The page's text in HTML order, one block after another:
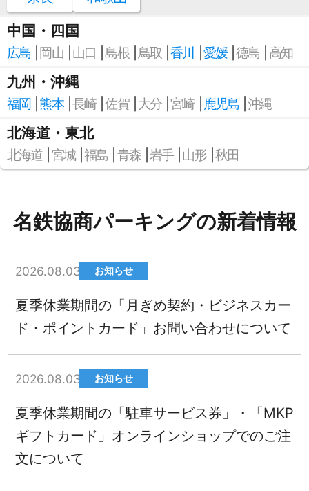
中国・四国
広島 岡山 山口 島根 鳥取 香川 愛媛 徳島 高知
九州・沖縄
福岡 熊本 長崎 佐賀 大分 宮崎 鹿児島 沖縄
北海道・東北
北海道 宮城 福島 青森 岩手 山形 秋田
名鉄協商パーキングの新着情報
2026.08.03 お知らせ
夏季休業期間の「月ぎめ契約・ビジネスカー
ド・ポイントカード」お問い合わせについて
2026.08.03 お知らせ
夏季休業期間の「駐車サービス券」・「MKP
ギフトカード」オンラインショップでのご注
文について